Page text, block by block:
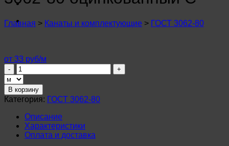
Главная > Канаты и комплектующие > ГОСТ 3062-80
от 33 руб/м
Количество
товара
Канат
стальной
3,1мм
ГОСТ
3062-
80
оцинкованный
В корзину
Категория: ГОСТ 3062-80
Описание
Характеристики
Оплата и доставка